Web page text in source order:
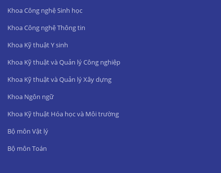
Khoa Công nghệ Sinh học
Khoa Công nghệ Thông tin
Khoa Kỹ thuật Y sinh
Khoa Kỹ thuật và Quản lý Công nghiệp
Khoa Kỹ thuật và Quản lý Xây dựng
Khoa Ngôn ngữ
Khoa Kỹ thuật Hóa học và Môi trường
Bộ môn Vật lý
Bộ môn Toán